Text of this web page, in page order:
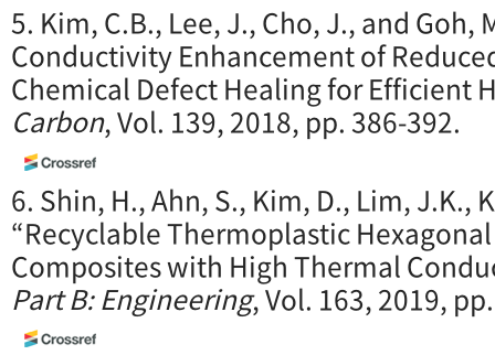
5. Kim, C.B., Lee, J., Cho, J., and Goh,
Conductivity Enhancement of
Chemical Defect Healing for Efficient
Carbon, Vol. 139, 2018, pp. 386-392.
6. Shin, H., Ahn, S., Kim, D., Lim, J.K.,
“Recyclable Thermoplastic
Composites with High Thermal
Part B: Engineering, Vol. 163, 2019,